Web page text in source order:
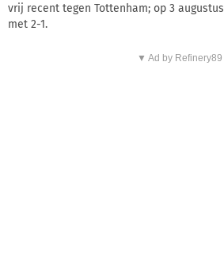
vrij recent tegen Tottenham; op 3
met 2-1.
▼ Ad by Refinery89